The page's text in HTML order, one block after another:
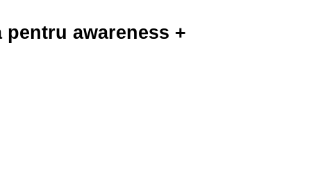
awareness +